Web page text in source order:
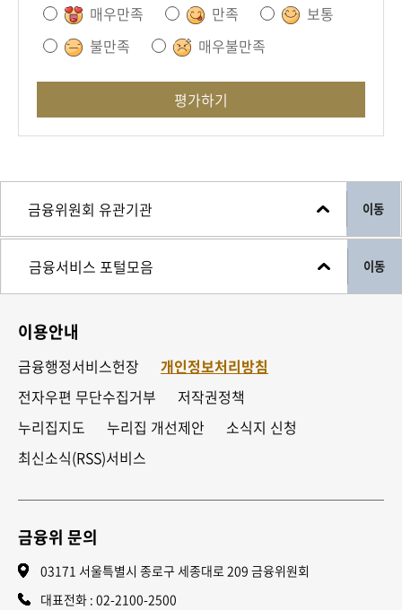
매우만족
만족
보통
불만족
매우불만족
평가하기
이동
이동
이용안내
금융행정서비스헌장
개인정보처리방침
전자우편 무단수집거부
저작권정책
누리집지도
누리집 개선제안
소식지 신청
최신소식(RSS)서비스
금융위 문의
03171 서울특별시 종로구 세종대로 209 금융위원회
대표전화 : 02-2100-2500